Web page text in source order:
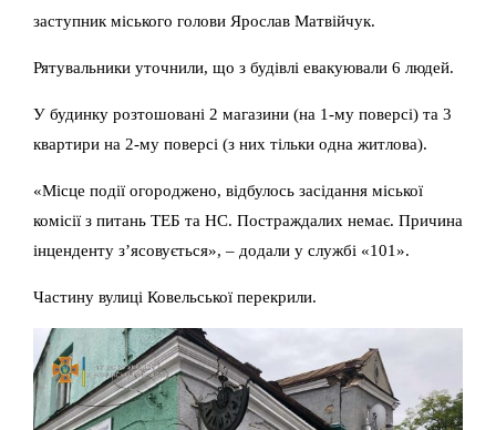
заступник міського голови Ярослав Матвійчук.
Рятувальники уточнили, що з будівлі евакуювали 6 людей.
У будинку розтошовані 2 магазини (на 1-му поверсі) та 3
квартири на 2-му поверсі (з них тільки одна житлова).
«Місце події огороджено, відбулось засідання міської
комісії з питань ТЕБ та НС. Постраждалих немає. Причина
інценденту з’ясовується», – додали у службі «101».
Частину вулиці Ковельської перекрили.